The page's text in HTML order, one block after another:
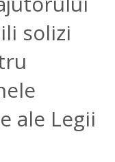
solizi
ale Legii